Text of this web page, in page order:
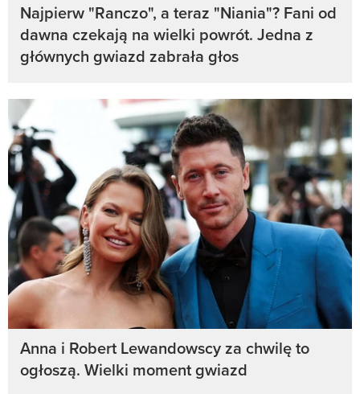
Najpierw "Ranczo", a teraz "Niania"? Fani od
dawna czekają na wielki powrót. Jedna z
głównych gwiazd zabrała głos
Anna i Robert Lewandowscy za chwilę to
ogłoszą. Wielki moment gwiazd